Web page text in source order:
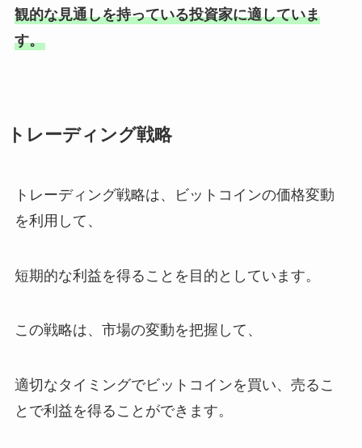
観的な見通しを持っている投資家に適していま
す。
トレーディング戦略
トレーディング戦略は、ビットコインの価格変動
を利用して、
短期的な利益を得ることを目的としています。
この戦略は、市場の変動を把握して、
適切なタイミングでビットコインを買い、売るこ
とで利益を得ることができます。